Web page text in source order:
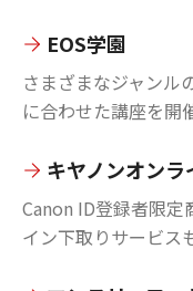
EOS学園
さまざまなジャンル
に合わせた講座を開
キヤノンオン
Canon ID登録者限定
イン下取りサービス